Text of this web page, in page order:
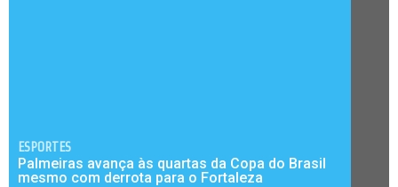
ESPORTES
Palmeiras avança às quartas da Copa do Brasil
mesmo com derrota para o Fortaleza